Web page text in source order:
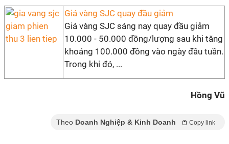
Giá vàng SJC quay đầu giảm
Giá vàng SJC sáng nay quay đầu giảm
10.000 - 50.000 đồng/lượng sau khi tăng
khoảng 100.000 đồng vào ngày đầu tuần.
Trong khi đó, ...
Hồng Vũ
Theo Doanh Nghiệp & Kinh Doanh Copy link